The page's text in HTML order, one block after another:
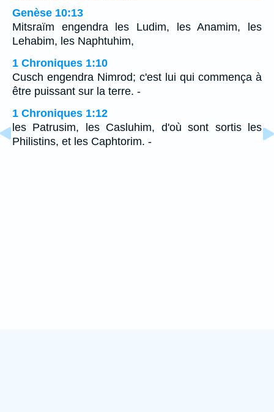
Genèse 10:13
Mitsraïm engendra les Ludim, les Anamim, les
Lehabim, les Naphtuhim,
1 Chroniques 1:10
Cusch engendra Nimrod; c'est lui qui commença à
être puissant sur la terre. -
1 Chroniques 1:12
les Patrusim, les Casluhim, d'où sont sortis les
Philistins, et les Caphtorim. -